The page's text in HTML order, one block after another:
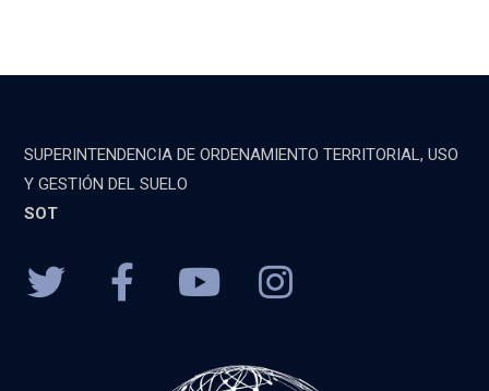
SUPERINTENDENCIA DE ORDENAMIENTO TERRITORIAL, USO
Y GESTIÓN DEL SUELO
SOT